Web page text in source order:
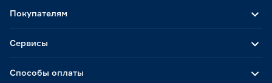
Способы оплаты
Покупателям
Сервисы